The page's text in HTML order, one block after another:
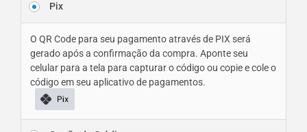
Pix
O QR Code para seu pagamento através de PIX será
gerado após a confirmação da compra. Aponte seu
celular para a tela para capturar o código ou copie e cole o
código em seu aplicativo de pagamentos.